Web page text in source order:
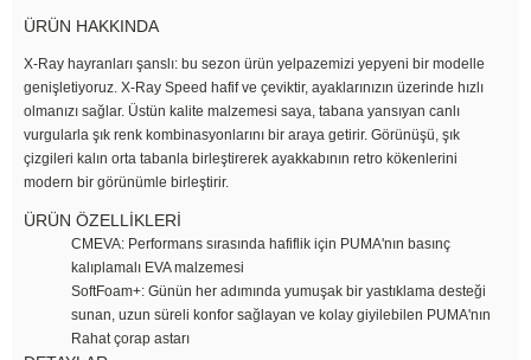
ÜRÜN HAKKINDA
X-Ray hayranları şanslı: bu sezon ürün yelpazemizi yepyeni bir modelle
genişletiyoruz. X-Ray Speed hafif ve çeviktir, ayaklarınızın üzerinde hızlı
olmanızı sağlar. Üstün kalite malzemesi saya, tabana yansıyan canlı
vurgularla şık renk kombinasyonlarını bir araya getirir. Görünüşü, şık
çizgileri kalın orta tabanla birleştirerek ayakkabının retro kökenlerini
modern bir görünümle birleştirir.
ÜRÜN ÖZELLİKLERİ
CMEVA: Performans sırasında hafiflik için PUMA'nın basınç
kalıplamalı EVA malzemesi
SoftFoam+: Günün her adımında yumuşak bir yastıklama desteği
sunan, uzun süreli konfor sağlayan ve kolay giyilebilen PUMA'nın
Rahat çorap astarı